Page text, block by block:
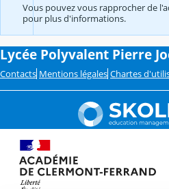
Vous pouvez vous rapprocher de
pour plus d'informations.
Lycée Polyvalent Pierre
Contacts Mentions légales Chartes